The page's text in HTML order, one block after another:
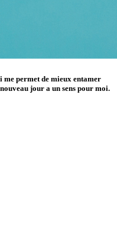
me permet de mieux entamer
jour a un sens pour moi.